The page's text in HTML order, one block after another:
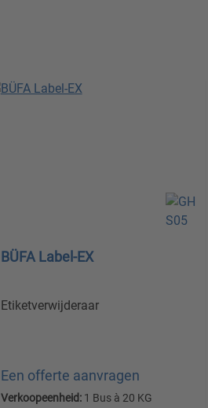
BÜFA Label-EX
Etiketverwijderaar
Een offerte aanvragen
Verkoopeenheid:1 Bus à 20 KG